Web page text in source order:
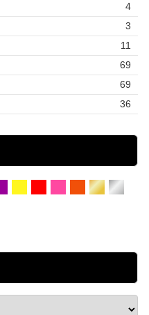
4
3
11
69
69
36